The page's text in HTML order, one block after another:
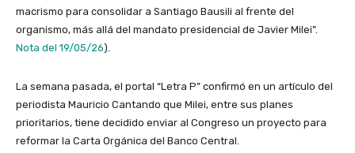
macrismo para consolidar a Santiago Bausili al frente del
organismo, más allá del mandato presidencial de Javier Milei”.
Nota del 19/05/26).
La semana pasada, el portal “Letra P” confirmó en un artículo del
periodista Mauricio Cantando que Milei, entre sus planes
prioritarios, tiene decidido enviar al Congreso un proyecto para
reformar la Carta Orgánica del Banco Central.